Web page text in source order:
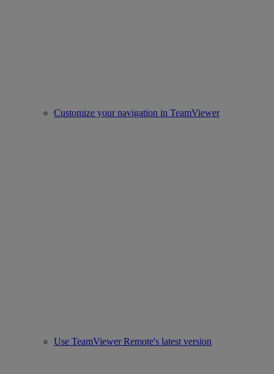
Customize your navigation in TeamViewer
Use TeamViewer Remote's latest version